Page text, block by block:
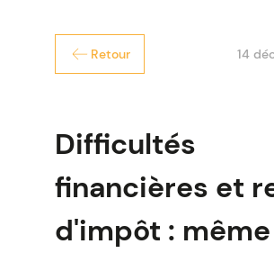
Retour 14
Difficultés
financières et
d'impôt :